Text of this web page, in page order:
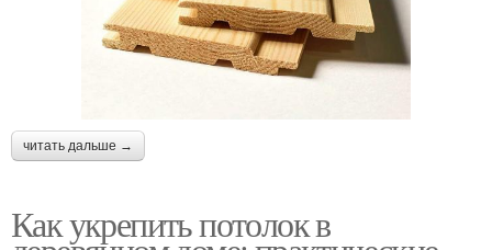
читать дальше →
Как укрепить потолок в